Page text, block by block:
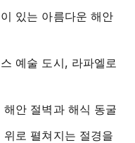
있는 아름다운 해안
예술 도시, 라파엘로
안 절벽과 해식 동굴
로 펼쳐지는 절경을